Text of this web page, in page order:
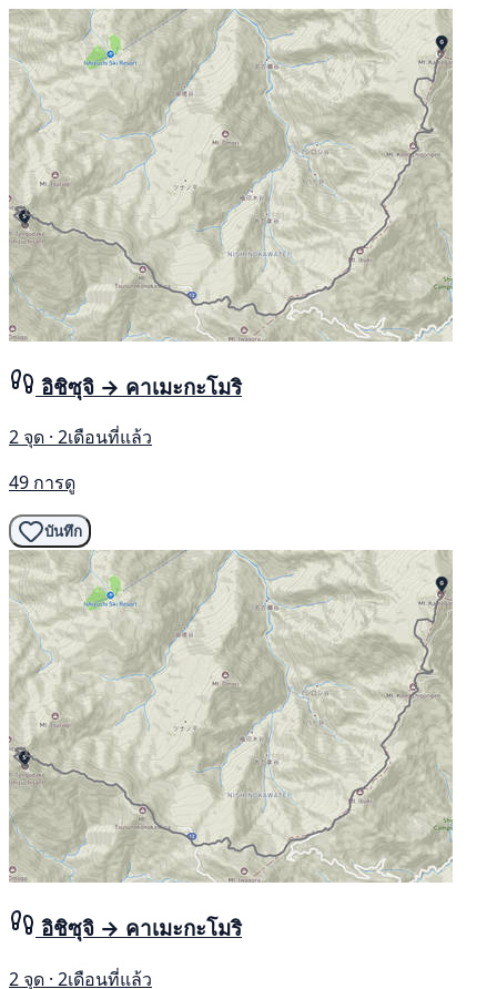
อิชิซุจิ → คาเมะกะโมริ
2 จุด · 2เดือนที่แล้ว
49 การดู
บันทึก
อิชิซุจิ → คาเมะกะโมริ
2 จุด · 2เดือนที่แล้ว